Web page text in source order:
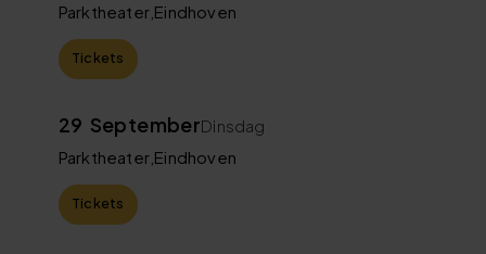
Parktheater Eindhoven
Tickets
29 SeptemberDinsdag
Parktheater Eindhoven
Tickets